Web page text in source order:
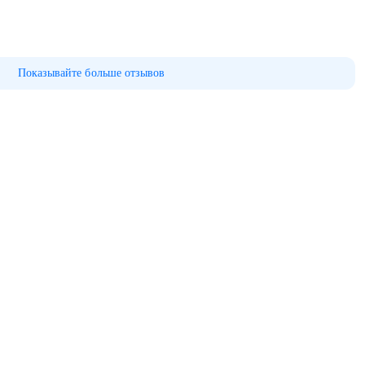
Показывайте больше отзывов